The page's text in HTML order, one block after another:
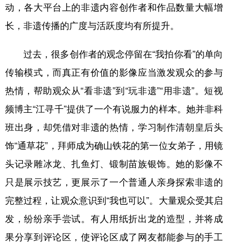
动，各大平台上的非遗内容创作者和作品数量大幅增
长，非遗传播的广度与活跃度均有所提升。
过去，很多创作者的观念停留在“我拍你看”的单向
传输模式，而真正有价值的影像应当激发观众的参与
热情，帮助观众从“看非遗”到“玩非遗”“用非遗”。短视
频博主“江寻千”提供了一个有说服力的样本。她并非科
班出身，却凭借对非遗的热情，学习制作清朝皇后头
饰“通草花”，拜师成为确山铁花的第一位女弟子，用镜
头记录雕冰龙、扎鱼灯、锻制苗族银饰。她的影像不
只是展示技艺，更展示了一个普通人亲身探索非遗的
完整过程，让观众意识到“我也可以”。大量观众受其启
发，纷纷亲手尝试。有人用纸折出龙的造型，并将成
果分享到评论区，使评论区成了网友都能参与的手工